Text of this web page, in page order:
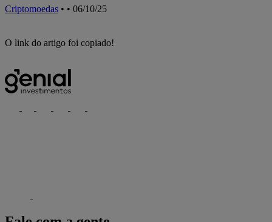
Criptomoedas • • 06/10/25
O link do artigo foi copiado!